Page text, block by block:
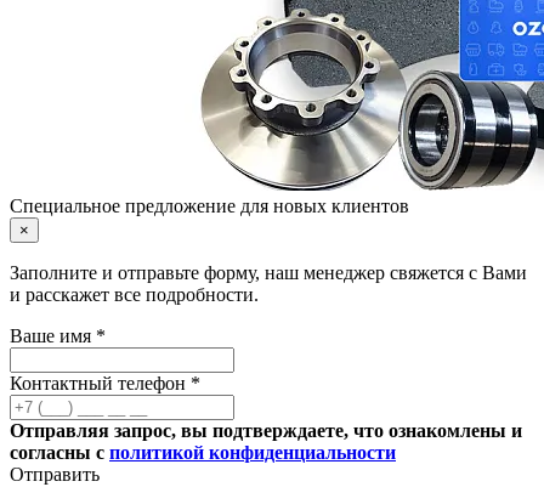
Специальное предложение для новых клиентов
×
Заполните и отправьте форму, наш менеджер свяжется с Вами
и расскажет все подробности.
Ваше имя *
Контактный телефон *
Отправляя запрос, вы подтверждаете, что ознакомлены и
согласны с политикой конфиденциальности
Отправить